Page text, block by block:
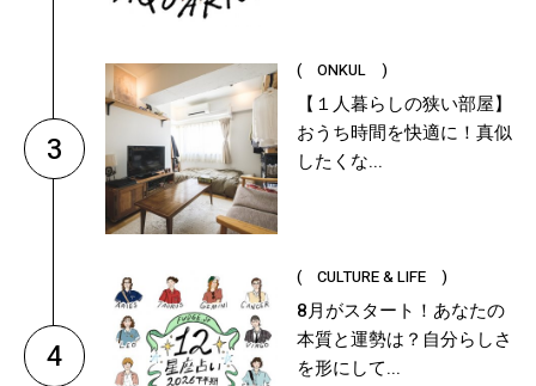
3
( ONKUL )
【１人暮らしの狭い部屋】
おうち時間を快適に！真似
したくな...
4
( CULTURE & LIFE )
8月がスタート！あなたの
本質と運勢は？自分らしさ
を形にして...